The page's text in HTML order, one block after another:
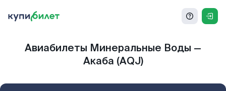
Авиабилеты Минеральные Воды —
Акаба (AQJ)